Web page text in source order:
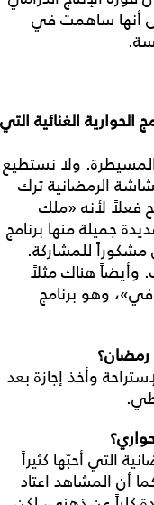
أنها ساهمت في
الغنائية التي
ولا نستطيع
الرمضانية ترك
فعلاً لأنه «ملك
جميلة منها برنامج
مشكوراً للمشاركة.
وأيضاً هناك مثلاً
وهو برنامج
رمضان؟
وأخذ إجازة بعد
التي أحبّها كثيراً
أن المشاهد اعتاد